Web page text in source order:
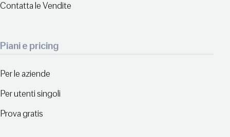
Contatta le Vendite
Piani e pricing
Per le aziende
Per utenti singoli
Prova gratis